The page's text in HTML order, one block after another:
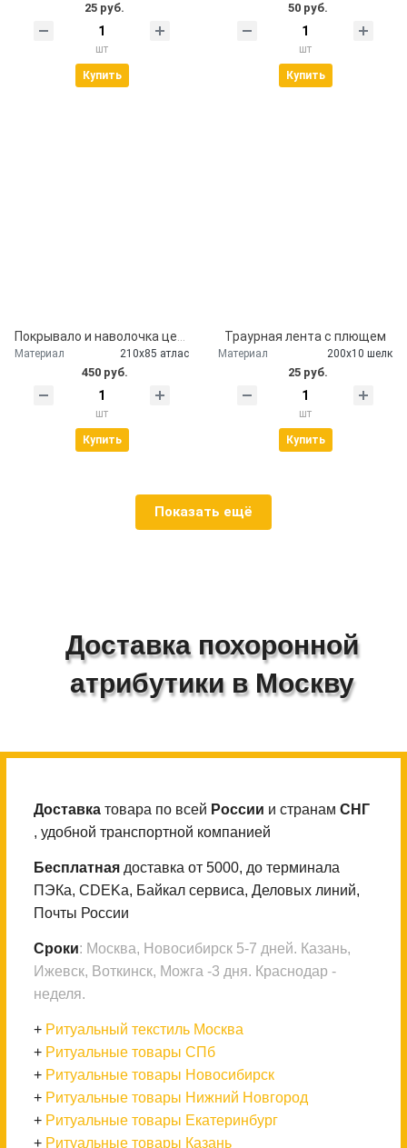
25 руб.
шт
Купить
50 руб.
шт
Купить
Материал 210х85 атлас
450 руб.
шт
Купить
Траурная лента с плющем
Материал 200х10 шелк
25 руб.
шт
Купить
Показать ещё
Доставка похоронной
атрибутики в Москву
Доставка товара по всей России и странам СНГ
, удобной транспортной компанией
Бесплатная доставка от 5000, до терминала
ПЭКа, CDEKа, Байкал сервиса, Деловых линий,
Почты России
Сроки: Москва, Новосибирск 5-7 дней. Казань,
Ижевск, Воткинск, Можга -3 дня. Краснодар -
неделя.
+ Ритуальный текстиль Москва
+ Ритуальные товары СПб
+ Ритуальные товары Новосибирск
+ Ритуальные товары Нижний Новгород
+ Ритуальные товары Екатеринбург
+ Ритуальные товары Казань